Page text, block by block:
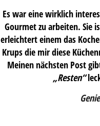
Es war eine wirklich
Gourmet zu arbeiten. Sie
erleichtert einem das
Krups die mir diese
Meinen nächsten Post
„Resten“